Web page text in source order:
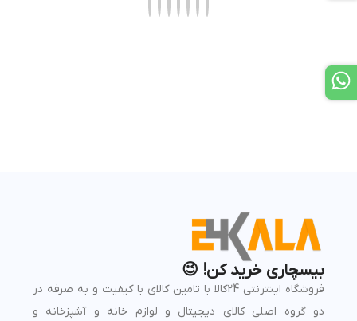
بیسچاری خرید کن! 😉
فروشگاه اینترنتی 24کالا با تامین کالای با کیفیت و به صرفه در
دو گروه اصلی کالای دیجیتال و لوازم خانه و آشپزخانه و